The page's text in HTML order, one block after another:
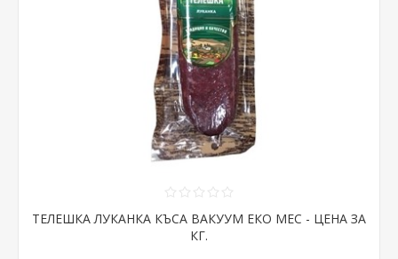
ТЕЛЕШКА ЛУКАНКА КЪСА ВАКУУМ ЕКО МЕС - ЦЕНА ЗА
КГ.